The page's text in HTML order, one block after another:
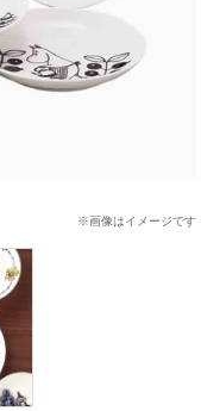
※画像はイメージです